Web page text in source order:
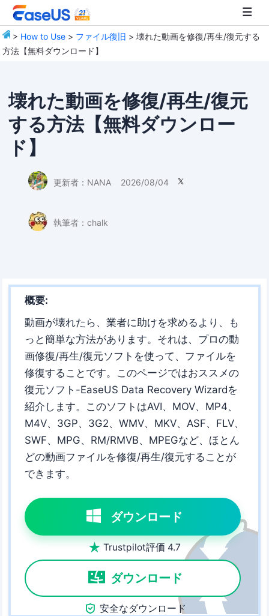
> How to Use > ファイル復旧 > 壊れた動画を修復/再生/復元する
方法【無料ダウンロード】
壊れた動画を修復/再生/復元
する方法【無料ダウンロー
ド】
更新者： NANA 2026/08/04 
執筆者： chalk
概要:
動画が壊れたら、業者に助けを求めるより、も
っと簡単な方法があります。それは、プロの動
画修復/再生/復元ソフトを使って、ファイルを
修復することです。このページではおススメの
復元ソフト-EaseUS Data Recovery Wizardを
紹介します。このソフトはAVI、MOV、MP4、
M4V、3GP、3G2、WMV、MKV、ASF、FLV、
SWF、MPG、RM/RMVB、MPEGなど、ほとん
どの動画ファイルを修復/再生/復元することが
できます。
ダウンロード
 Trustpilot評価 4.7
ダウンロード
 安全なダウンロード